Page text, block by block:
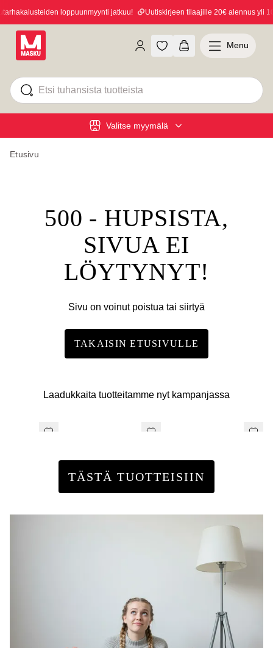
loppuunmyynti jatkuu! Uutiskirjeen tilaajille 20€ alennus yli
Valitse myymälä
Menu
Etusivu
500 - HUPSISTA,
SIVUA EI
LÖYTYNYT!
Sivu on voinut poistua tai siirtyä
TAKAISIN ETUSIVULLE
Laadukkaita tuotteitamme nyt kampanjassa
TÄSTÄ TUOTTEISIIN